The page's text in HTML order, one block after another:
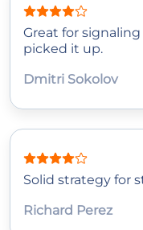
Great for
picked it up.
Dmitri Sokolov
Solid strategy for
Richard Perez